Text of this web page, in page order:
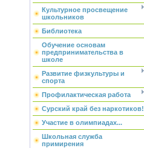
Культурное просвещение
школьников
Библиотека
Обучение основам
предпринимательства в
школе
Развитие физкультуры и
спорта
Профилактическая работа
Сурский край без наркотиков!
Участие в олимпиадах...
Школьная служба
примирения